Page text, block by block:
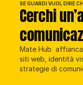
SE GUARDI VUOL DIRE
Cerchi
Mate Hub
siti web, identità
strategie di
il tuo